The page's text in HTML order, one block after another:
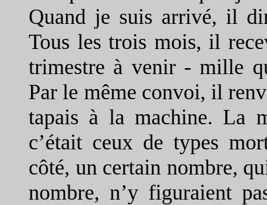
Quand je suis arrivé, il
Tous les trois mois, il
trimestre à venir - mille
Par le même convoi, il
tapais à la machine. La
c’était ceux de types
côté, un certain nombre,
nombre, n’y figuraient